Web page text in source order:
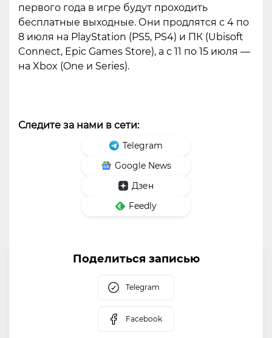
первого года в игре будут проходить
бесплатные выходные. Они продлятся с 4 по
8 июля на PlayStation (PS5, PS4) и ПК (Ubisoft
Connect, Epic Games Store), а с 11 по 15 июля —
на Xbox (One и Series).
Следите за нами в сети:
Telegram
Google News
Дзен
Feedly
Поделиться записью
Telegram
Facebook